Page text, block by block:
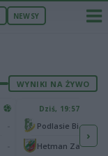
NEWSY
WYNIKI NA ŻYWO
Dziś, 19:57
Podlasie Biała Podlaska
Hetman Zamość
›